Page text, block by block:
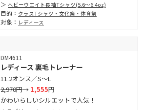
ヘビーウエイト長袖Tシャツ(5.6～6.4oz)
目的： クラスTシャツ・文化祭・体育祭
対象： レディース
DM4611
レディース 裏毛トレーナー
11.2オンス／S～L
2,970円→ 1,555円
かわいらしいシルエットで人気！